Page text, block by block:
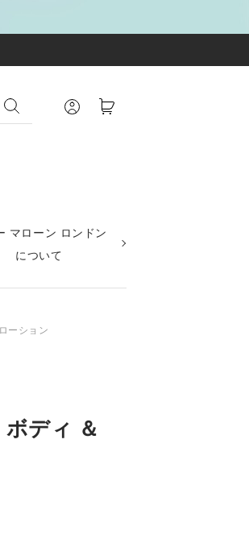
マローン ロンドン
について
ーション
ディ ＆